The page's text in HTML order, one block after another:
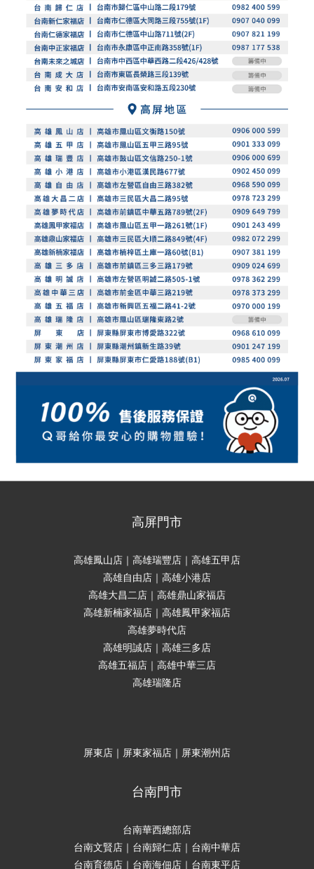
高屏門市
高雄鳳山店｜高雄瑞豐店｜高雄五甲店
高雄自由店｜高雄小港店
高雄大昌二店｜高雄鼎山家福店
高雄新楠家福店｜高雄鳳甲家福店
高雄夢時代店
高雄明誠店｜高雄三多店
高雄五福店｜高雄中華三店
高雄瑞隆店
屏東店｜屏東家福店｜屏東潮州店
台南門市
台南華西總部店
台南文賢店｜台南歸仁店｜台南中華店
台南育德店｜台南海佃店｜台南東平店